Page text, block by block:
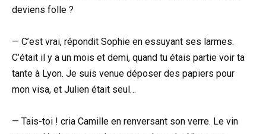
deviens folle ?
— C’est vrai, répondit Sophie en essuyant ses larmes.
C’était il y a un mois et demi, quand tu étais partie voir ta
tante à Lyon. Je suis venue déposer des papiers pour
mon visa, et Julien était seul…
— Tais-toi ! cria Camille en renversant son verre. Le vin